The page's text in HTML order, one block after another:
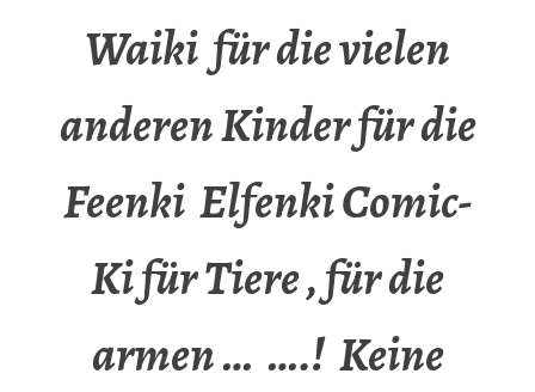
Waiki für die vielen
anderen Kinder für die
Feenki Elfenki Comic-
Ki für Tiere , für die
armen … ….! Keine